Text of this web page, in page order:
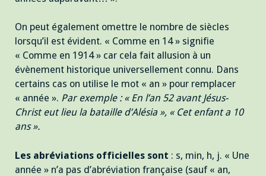
On peut également omettre le nombre de siècles
lorsqu’il est évident. « Comme en 14 » signifie
« Comme en 1914 » car cela fait allusion à un
évènement historique universellement connu. Dans
certains cas on utilise le mot « an » pour remplacer
« année ». Par exemple : « En l’an 52 avant Jésus-
Christ eut lieu la bataille d’Alésia », « Cet enfant a 10
ans ».
Les abréviations officielles sont : s, min, h, j. « Une
année » n’a pas d’abréviation française (sauf « an,